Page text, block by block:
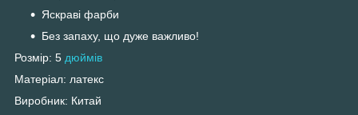
Яскраві фарби
Без запаху, що дуже важливо!
Розмір: 5 дюймів
Матеріал: латекс
Виробник: Китай